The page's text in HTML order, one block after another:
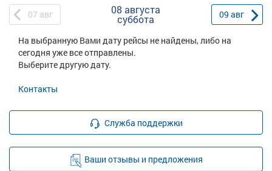
07 авг 08 августа
суббота 09 авг
На выбранную Вами дату рейсы не найдены, либо на
сегодня уже все отправлены.
Выберите другую дату.
Контакты
Служба поддержки
Ваши отзывы и предложения